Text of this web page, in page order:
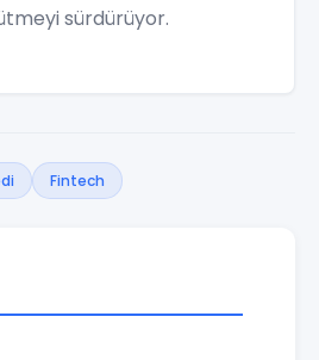
sürdürüyor.
Fintech